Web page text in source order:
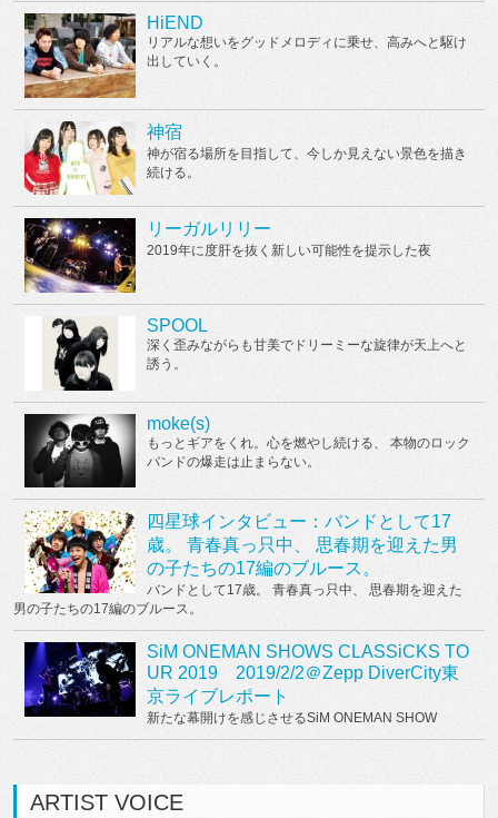
HiEND
リアルな想いをグッドメロディに乗せ、高みへと駆け
出していく。
神宿
神が宿る場所を目指して、今しか見えない景色を描き
続ける。
リーガルリリー
2019年に度肝を抜く新しい可能性を提示した夜
SPOOL
深く歪みながらも甘美でドリーミーな旋律が天上へと
誘う。
moke(s)
もっとギアをくれ。心を燃やし続ける、 本物のロック
バンドの爆走は止まらない。
四星球インタビュー：バンドとして17
歳。 青春真っ只中、 思春期を迎えた男
の子たちの17編のブルース。
バンドとして17歳。 青春真っ只中、 思春期を迎えた
男の子たちの17編のブルース。
SiM ONEMAN SHOWS CLASSiCKS TO
UR 2019 2019/2/2＠Zepp DiverCity東
京ライブレポート
新たな幕開けを感じさせるSiM ONEMAN SHOW
ARTIST VOICE